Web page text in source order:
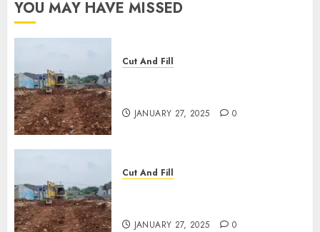
YOU MAY HAVE MISSED
Cut And Fill
JANUARY 27, 2025 0
Cut And Fill
JANUARY 27, 2025 0